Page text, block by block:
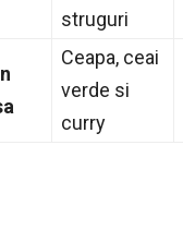
struguri
Ceapa, ceai
verde si
curry